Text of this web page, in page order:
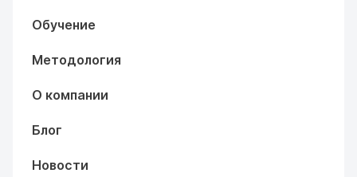
Обучение
Методология
О компании
Блог
Новости